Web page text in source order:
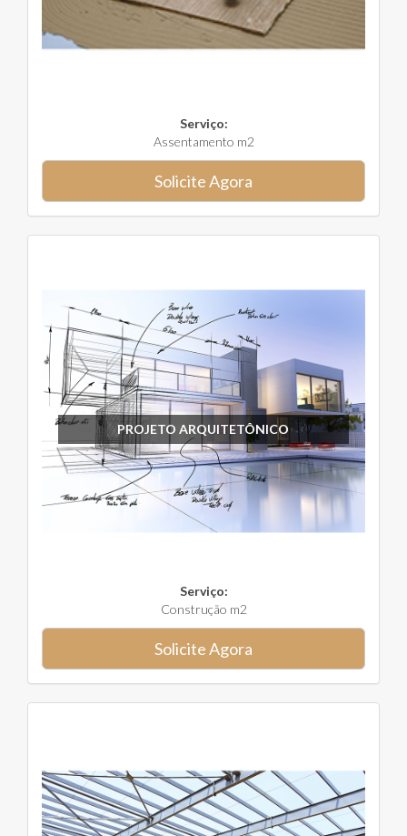
Serviço:
Assentamento m2
Solicite Agora
PROJETO ARQUITETÔNICO
Serviço:
Construção m2
Solicite Agora